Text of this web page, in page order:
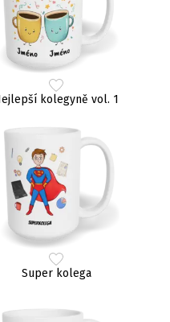
kolegyně vol. 1
Super kolega